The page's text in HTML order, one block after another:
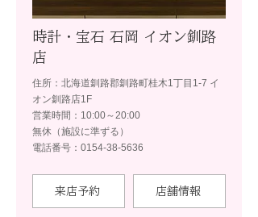
時計・宝石 石岡 イオン釧路
店
住所：北海道釧路郡釧路町桂木1丁目1-7 イ
オン釧路店1F
営業時間：10:00～20:00
無休（施設に準ずる）
電話番号：0154-38-5636
来店予約 店舗情報